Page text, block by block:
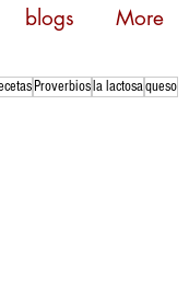
blogs More
Proverbios la lactosaqueso